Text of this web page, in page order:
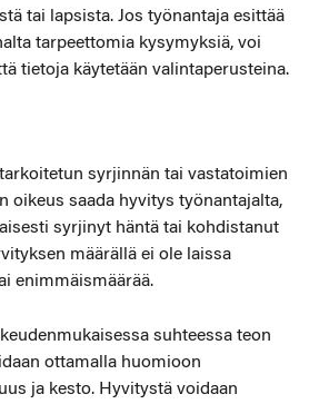
tai lapsista. Jos työnantaja esittää
tarpeettomia kysymyksiä, voi
tietoja käytetään valintaperusteina.
syrjinnän tai vastatoimien
oikeus saada hyvitys työnantajalta,
syrjinyt häntä tai kohdistanut
määrällä ei ole laissa
enimmäismäärää.
suhteessa teon
ottamalla huomioon
ja kesto. Hyvitystä voidaan